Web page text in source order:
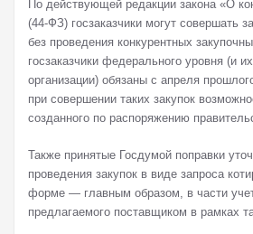
По действующей редакции закона «О
(44-ФЗ) госзаказчики могут совершать
без проведения конкурентных
госзаказчики федерального уровня (и
организации) обязаны с апреля
при совершении таких закупок
созданного по распоряжению
Также принятые Госдумой поправки
проведения закупок в виде запроса
форме — главным образом, в части
предлагаемого поставщиком в рамках